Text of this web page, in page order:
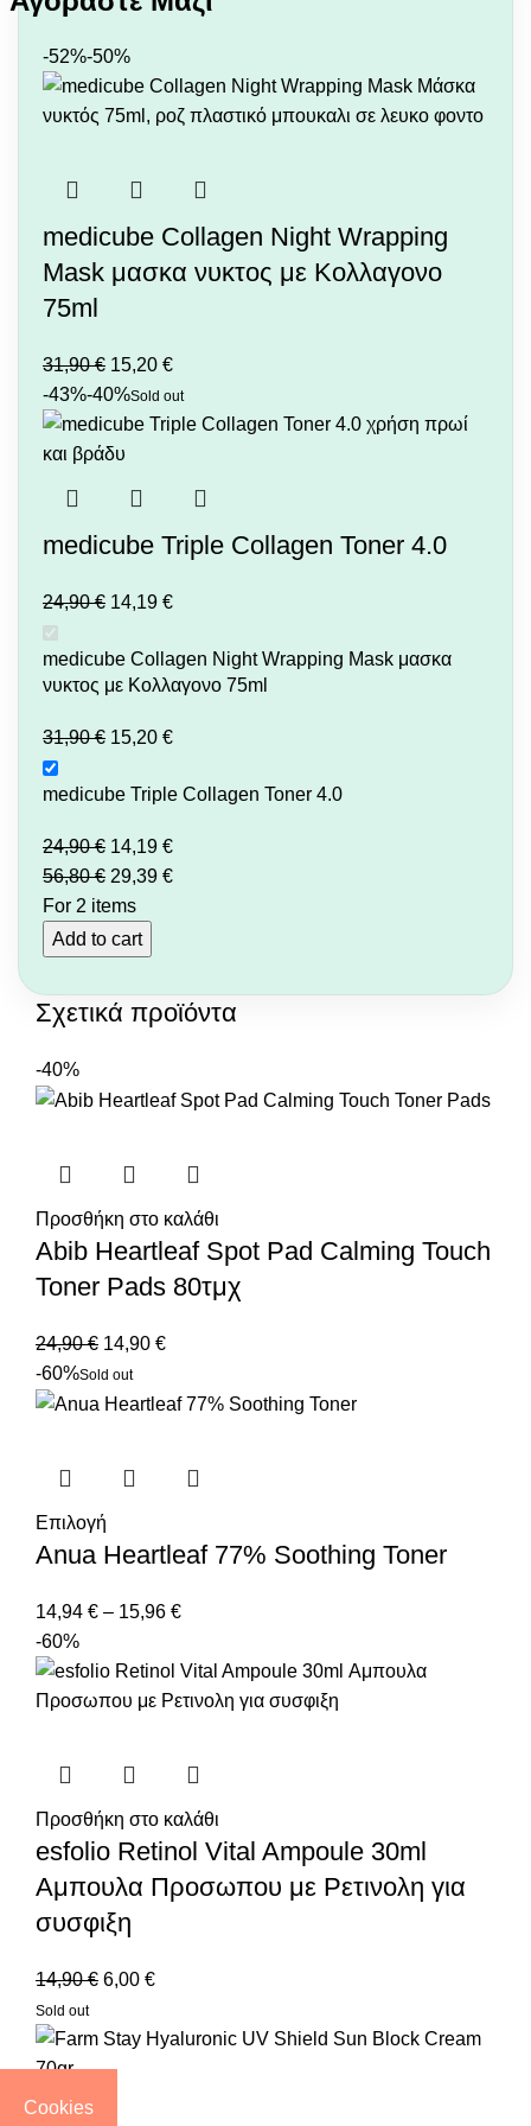
Cookies
Υποστήριξη Τοπικών Επιχειρήσεων:
έχει δεσμευτεί να φέρνει τα καλύτερα προϊόντα
περιποίησης δέρματος στο καταναλωτικό κοινό της
χώρας. 🌙
Διαλέξτε τη Collagen Night Wrapping Mask και χαρίστε
-52%-50%
medicube Collagen Night Wrapping
Mask μασκα νυκτος με Κολλαγονο
75ml
31,90€ 15,20 €
-43%-40%Sold out
medicube Triple Collagen Toner 4.0
24,90€ 14,19 €
medicube Collagen Night Wrapping Mask μασκα
νυκτος με Κολλαγονο 75ml
31,90€ 15,20 €
medicube Triple Collagen Toner 4.0
24,90€ 14,19 €
56,80€ 29,39 €
For 2 items
Add to cart
Σχετικά προϊόντα
-40%
Προσθήκη στο καλάθι
Abib Heartleaf Spot Pad Calming Touch
Toner Pads 80τμχ
24,90€ 14,90 €
-60%Sold out
Επιλογή
Anua Heartleaf 77% Soothing Toner
14,94 € – 15,96 €
-60%
Προσθήκη στο καλάθι
esfolio Retinol Vital Ampoule 30ml
Αμπουλα Προσωπου με Ρετινολη για
συσφιξη
14,90€ 6,00 €
Sold out